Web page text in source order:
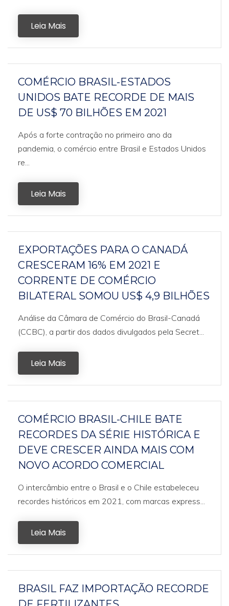
Leia Mais
COMÉRCIO BRASIL-ESTADOS
UNIDOS BATE RECORDE DE MAIS
DE US$ 70 BILHÕES EM 2021
Após a forte contração no primeiro ano da
pandemia, o comércio entre Brasil e Estados Unidos
re...
Leia Mais
EXPORTAÇÕES PARA O CANADÁ
CRESCERAM 16% EM 2021 E
CORRENTE DE COMÉRCIO
BILATERAL SOMOU US$ 4,9 BILHÕES
Análise da Câmara de Comércio do Brasil-Canadá
(CCBC), a partir dos dados divulgados pela Secret...
Leia Mais
COMÉRCIO BRASIL-CHILE BATE
RECORDES DA SÉRIE HISTÓRICA E
DEVE CRESCER AINDA MAIS COM
NOVO ACORDO COMERCIAL
O intercâmbio entre o Brasil e o Chile estabeleceu
recordes históricos em 2021, com marcas express...
Leia Mais
BRASIL FAZ IMPORTAÇÃO RECORDE